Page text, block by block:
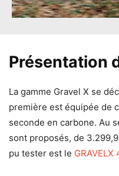
Présentation
La gamme Gravel X se
première est équipée de
seconde en carbone. Au
sont proposés, de
pu tester est le GRAVELX